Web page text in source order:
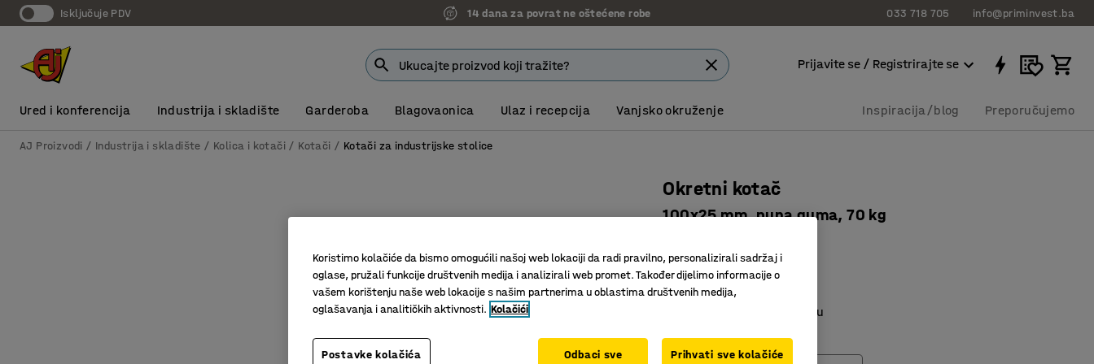
Isključuje PDV 14 dana za povrat ne oštećene robe 033 718 705 info@priminvest.ba
Prijavite se / Registrirajte se
Ured i konferencija Industrija i skladište Garderoba Blagovaonica Ulaz i recepcija Vanjsko okruženje Inspiracija/blog Preporučujemo
AJ Proizvodi Industrija i skladište Kolica i kotači Kotači Kotači za industrijske stolice
Okretni kotač
100x25 mm, puna guma, 70 kg
Tiho okretanje
Dobro podnose udarce
Idealno za laku industriju
Tip kotača
Koristimo kolačiće da bismo omogućili našoj web lokaciji da radi pravilno, personalizirali sadržaj i
oglase, pružali funkcije društvenih medija i analizirali web promet. Također dijelimo informacije o
vašem korištenju naše web lokacije s našim partnerima u oblastima društvenih medija,
oglašavanja i analitičkih aktivnosti. Kolačići
Postavke kolačića Odbaci sve Prihvati sve kolačiće